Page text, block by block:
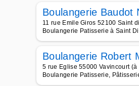
Boulangerie Baudot
11 rue Emile Giros 52100 Saint
Boulangerie Patisserie à Saint
Boulangerie Robert
5 rue Eglise 55000 Vavincourt
Boulangerie Patisserie,